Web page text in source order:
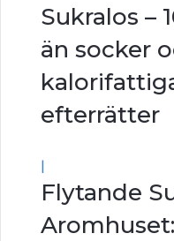
Sukralos –
än socker
efterrätter
|
Flytande